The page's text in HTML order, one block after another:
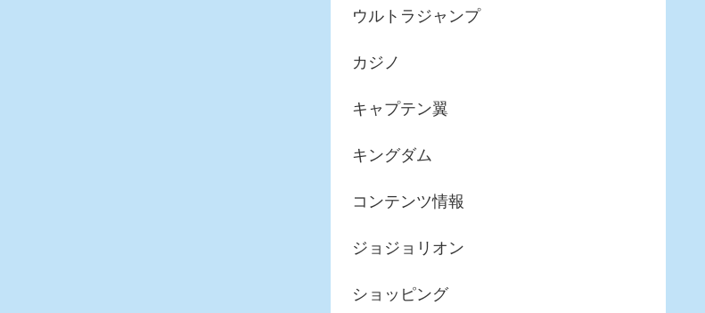
ウルトラジャンプ
カジノ
キャプテン翼
キングダム
コンテンツ情報
ジョジョリオン
ショッピング